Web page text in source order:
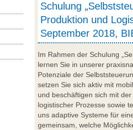
Schulung
Produktion und
September 2018,
Im Rahmen der Schulung
lernen Sie in unserer
Potenziale der
setzen Sie sich aktiv mit
und beschäftigen sich mit
logistischer Prozesse sowie
uns adaptive Systeme für
gemeinsam, welche